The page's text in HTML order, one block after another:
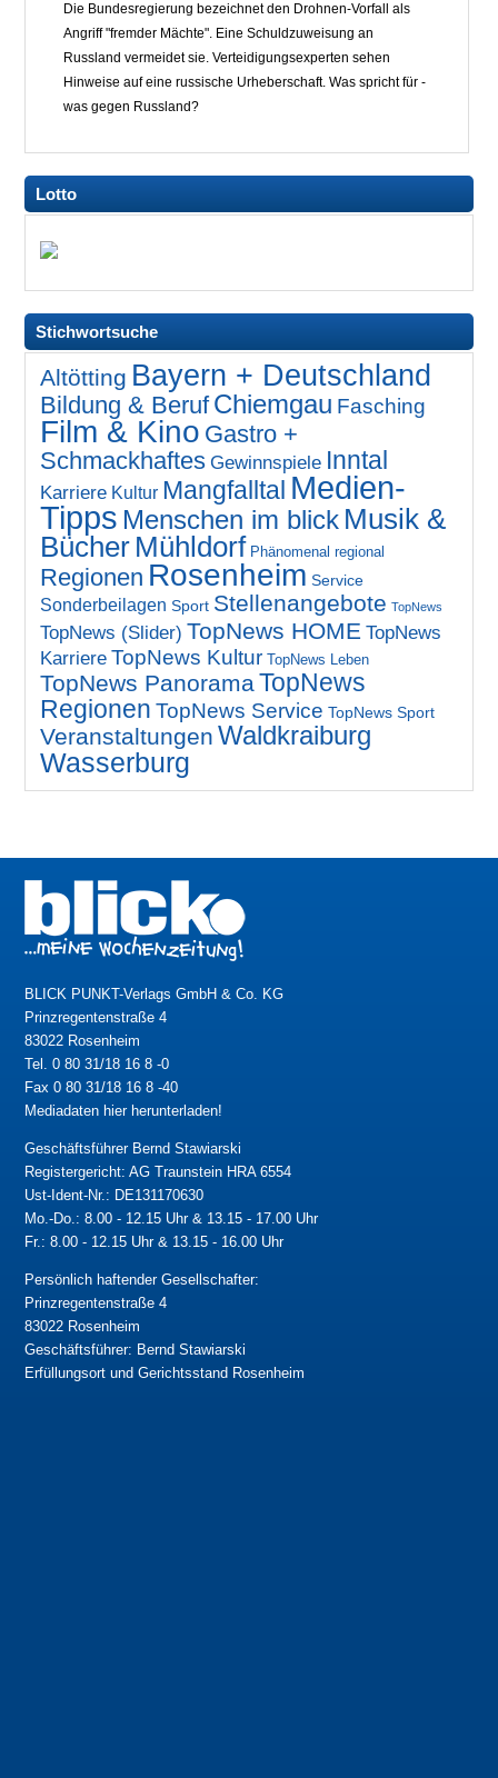
Die Bundesregierung bezeichnet den Drohnen-Vorfall als
Angriff "fremder Mächte". Eine Schuldzuweisung an
Russland vermeidet sie. Verteidigungsexperten sehen
Hinweise auf eine russische Urheberschaft. Was spricht für -
was gegen Russland?
Lotto
Stichwortsuche
Altötting Bayern + Deutschland
Bildung & Beruf Chiemgau Fasching
Film & Kino Gastro +
Schmackhaftes Gewinnspiele Inntal
Karriere Kultur Mangfalltal Medien-
Tipps Menschen im blick Musik &
Bücher Mühldorf Phänomenal regional
Regionen Rosenheim Service
Sonderbeilagen Sport Stellenangebote TopNews
TopNews (Slider) TopNews HOME TopNews
Karriere TopNews Kultur TopNews Leben
TopNews PanoramaTopNews
Regionen TopNews Service TopNews Sport
Veranstaltungen Waldkraiburg
Wasserburg
BLICK PUNKT-Verlags GmbH & Co. KG
Prinzregentenstraße 4
83022 Rosenheim
Tel. 0 80 31/18 16 8 -0
Fax 0 80 31/18 16 8 -40
Mediadaten hier herunterladen!
Geschäftsführer Bernd Stawiarski
Registergericht: AG Traunstein HRA 6554
Ust-Ident-Nr.: DE131170630
Mo.-Do.: 8.00 - 12.15 Uhr & 13.15 - 17.00 Uhr
Fr.: 8.00 - 12.15 Uhr & 13.15 - 16.00 Uhr
Persönlich haftender Gesellschafter:
Prinzregentenstraße 4
83022 Rosenheim
Geschäftsführer: Bernd Stawiarski
Erfüllungsort und Gerichtsstand Rosenheim